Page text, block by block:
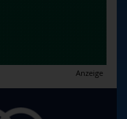
Anzeige